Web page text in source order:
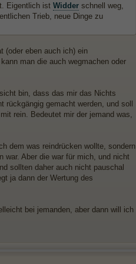
Eigentlich ist Widder schnell weg,
Trieb, neue Dinge zu
(oder eben auch ich) ein
man die auch wegmachen oder
bin, dass das mir das Nichts
gemacht werden, und soll
rein. Bedeutet mir der jemand was,
dem was reindrücken wollte, sondern
war. Aber die war für mich, und nicht
sollten daher auch nicht pauschal
ja dann der Wertung des
bei jemanden, aber dann will ich